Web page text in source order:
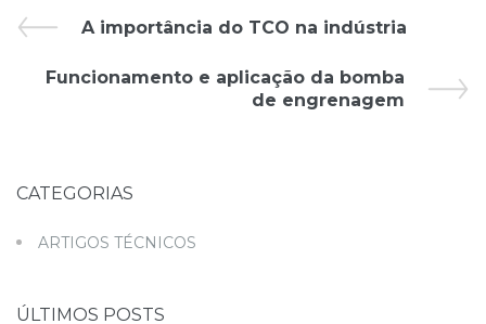
A importância do TCO na indústria
Funcionamento e aplicação da bomba
de engrenagem
CATEGORIAS
ARTIGOS TÉCNICOS
ÚLTIMOS POSTS